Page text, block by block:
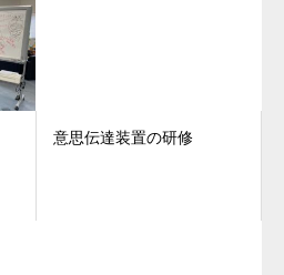
意思伝達装置の研修